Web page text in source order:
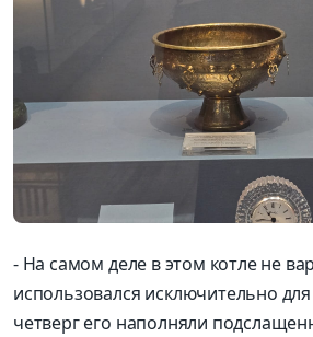
- На самом деле в этом котле не
использовался исключительно
четверг его наполняли